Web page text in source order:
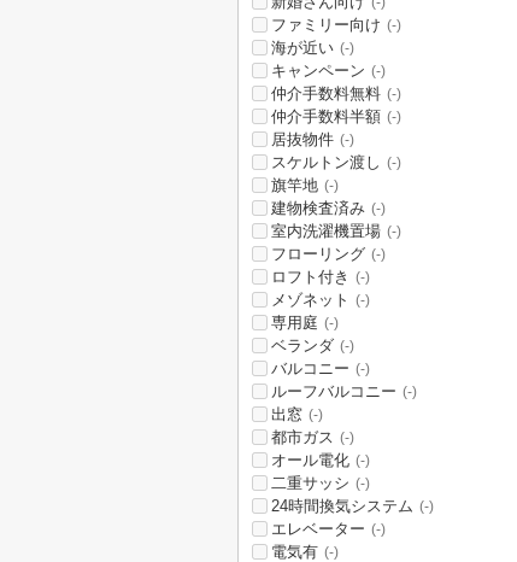
ファミリー向け (-)
海が近い (-)
キャンペーン (-)
仲介手数料無料 (-)
仲介手数料半額 (-)
居抜物件 (-)
スケルトン渡し (-)
旗竿地 (-)
建物検査済み (-)
室内洗濯機置場 (-)
フローリング (-)
ロフト付き (-)
メゾネット (-)
専用庭 (-)
ベランダ (-)
バルコニー (-)
ルーフバルコニー (-)
出窓 (-)
都市ガス (-)
オール電化 (-)
二重サッシ (-)
24時間換気システム (-)
エレベーター (-)
電気有 (-)